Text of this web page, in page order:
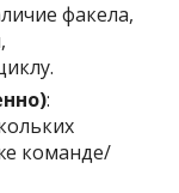
факела,
:
команде/